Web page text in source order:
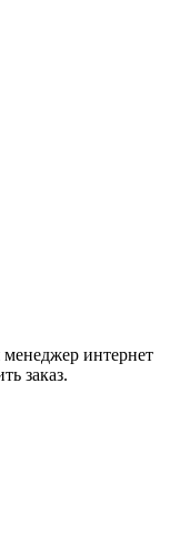
интернет
заказ.